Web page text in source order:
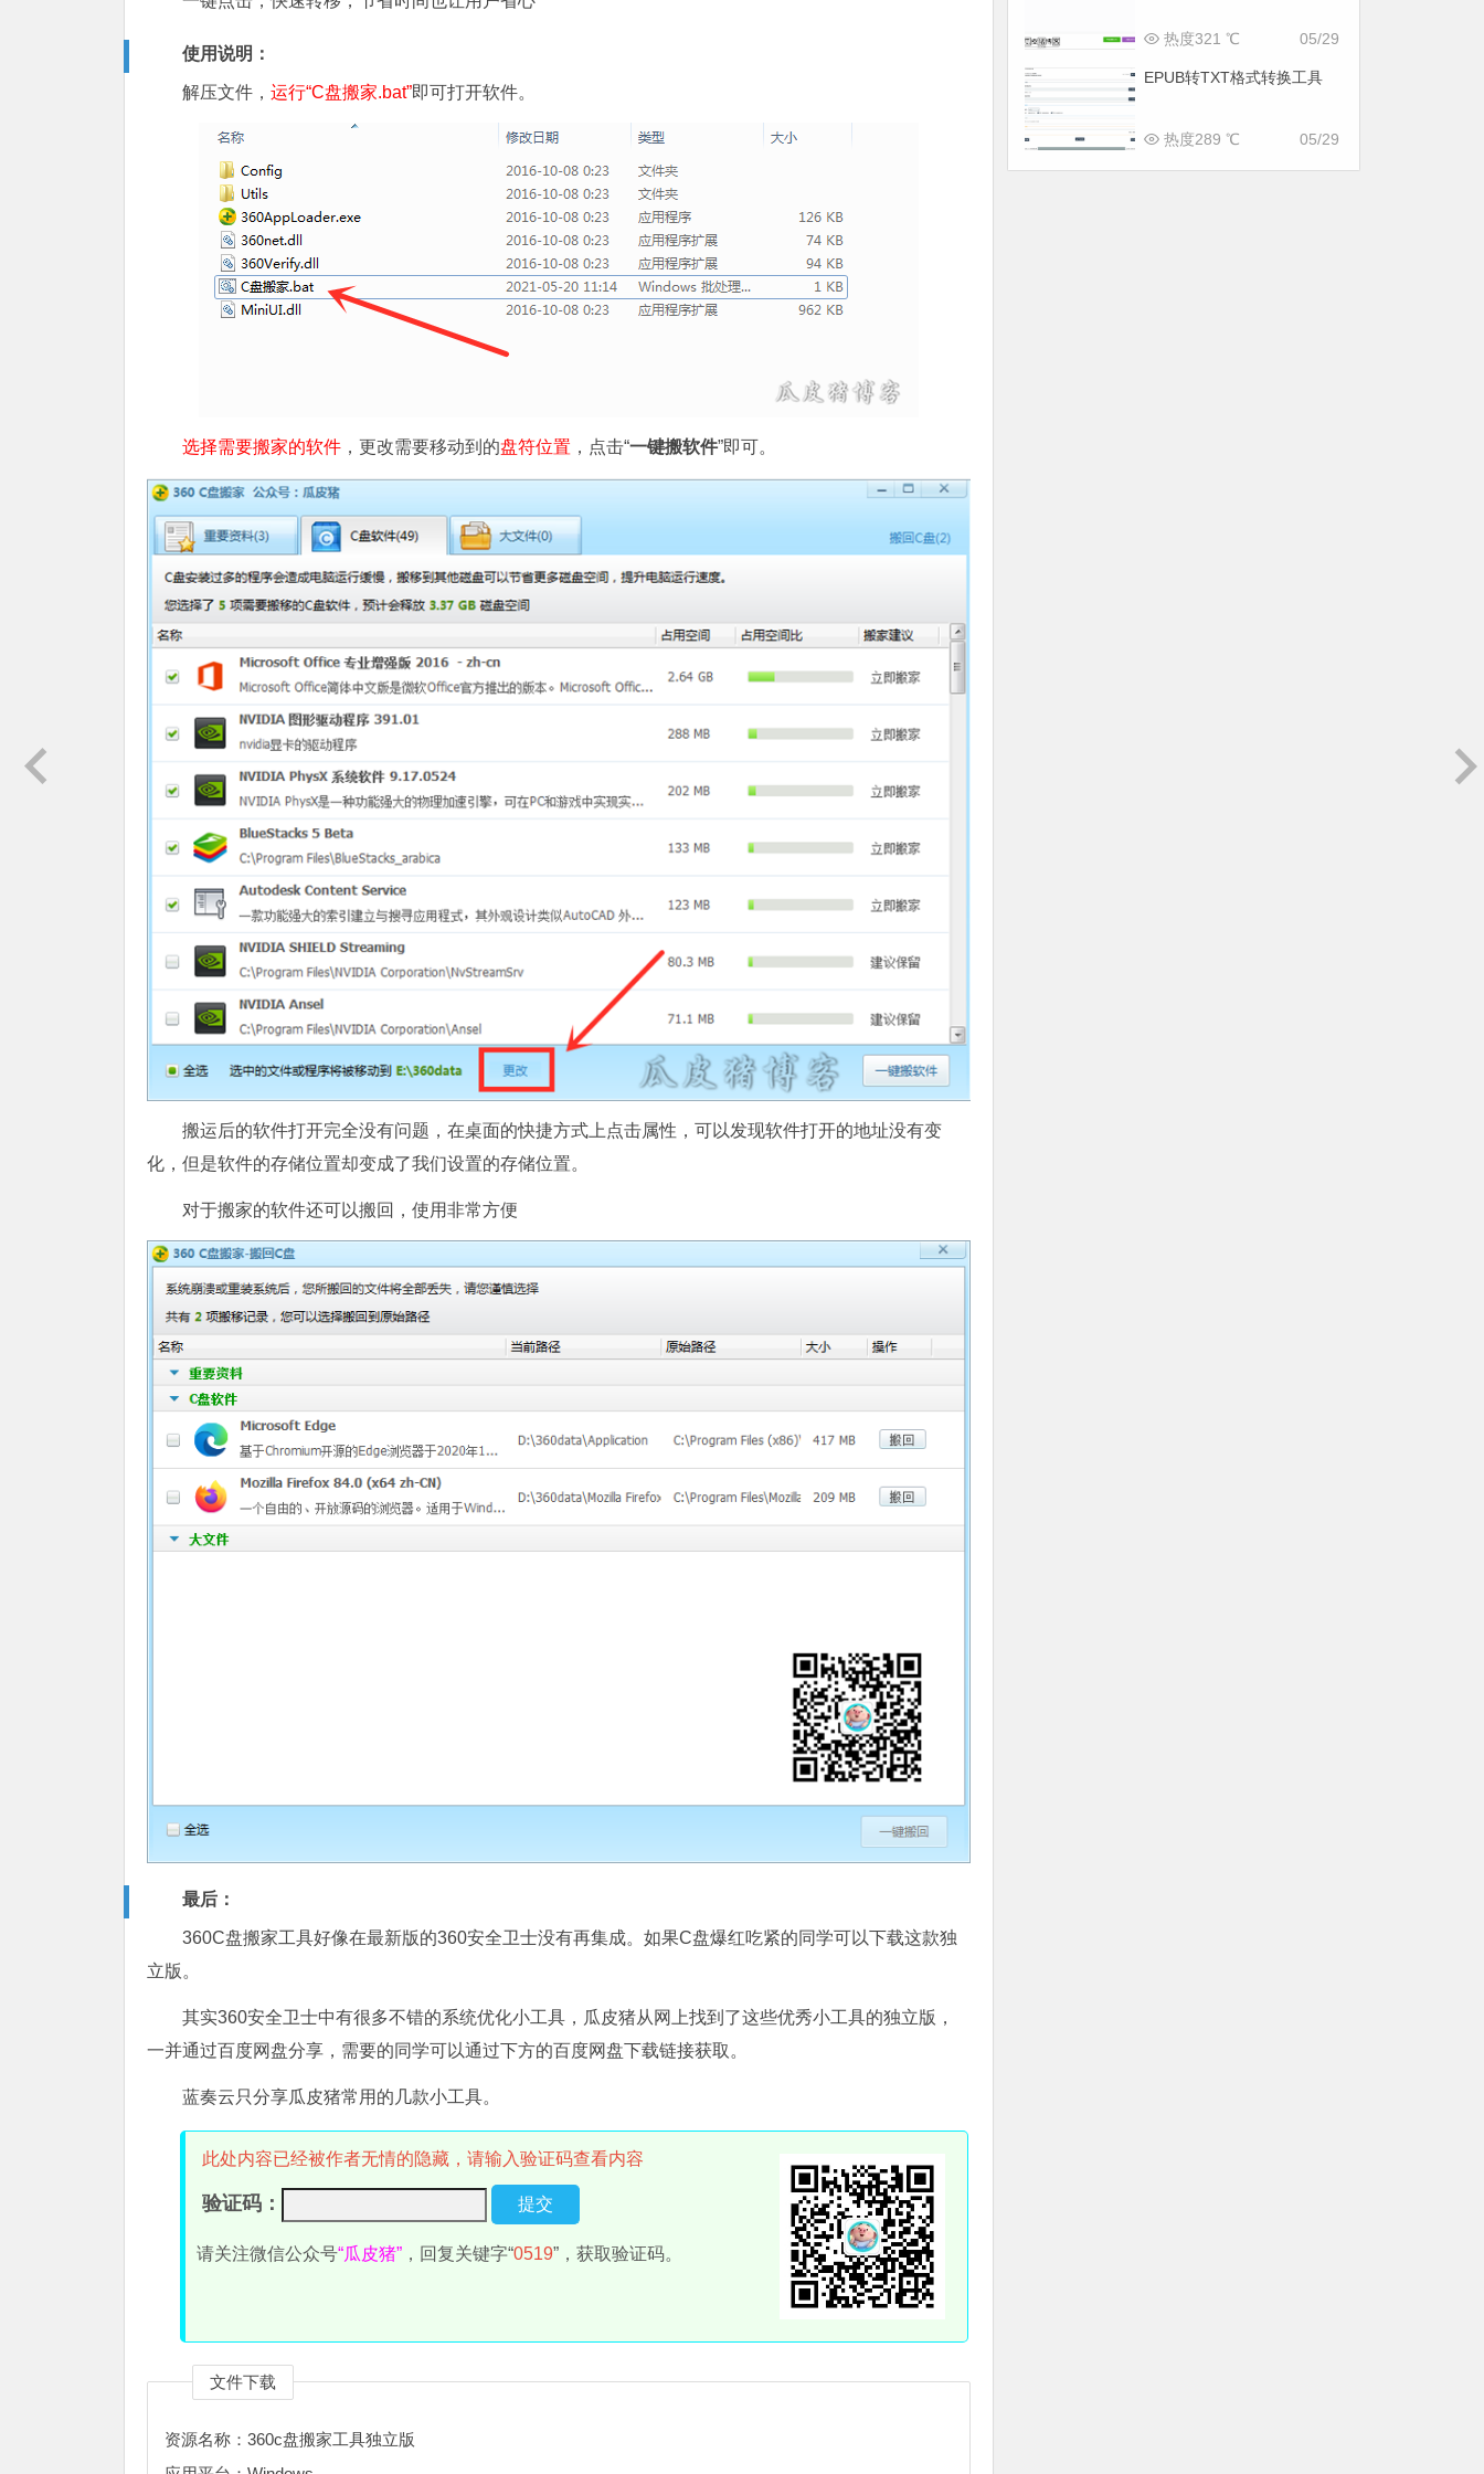
使用说明：
解压文件， 运行“C盘搬家.bat”即可打开软件。
选择需要搬家的软件 ，更改需要移动到的盘符位置 ，点击“一键搬软件”即可。
搬运后的软件打开完全没有问题，在桌面的快捷方式上点击属性，可以发现软件打开的地址没有变
化，但是软件的存储位置却变成了我们设置的存储位置​。
对于搬家的软件还可以搬回，使用非常方便
最后：
360C盘搬家工具好像在最新版的360安全卫士没有再集成。如果C盘爆红吃紧的同学可以下载这款独
立版。
其实360安全卫士中有很多不错的系统优化小工具，瓜皮猪从网上找到了这些优秀小工具的独立版，
一并通过百度网盘分享，需要的同学可以通过下方的百度网盘下载链接获取。
蓝奏云只分享瓜皮猪常用的几款小工具。
此处内容已经被作者无情的隐藏，请输入验证码查看内容
验证码：
请关注微信公众号“瓜皮猪” ，回复关键字“0519”，获取验证码。
文件下载
资源名称：360c盘搬家工具独立版
05/29
热度321 ℃
EPUB转TXT格式转换工具
05/29
热度289 ℃